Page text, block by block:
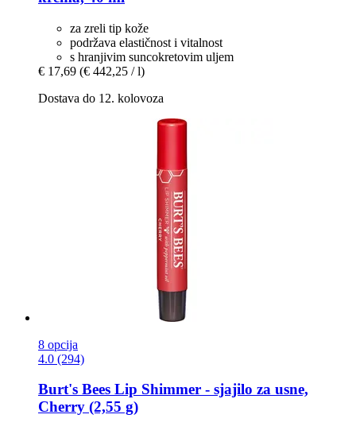
za zreli tip kože
podržava elastičnost i vitalnost
s hranjivim suncokretovim uljem
€ 17,69 (€ 442,25 / l)
Dostava do 12. kolovoza
8 opcija
4.0 (294)
Burt's Bees Lip Shimmer -​ sjajilo za usne,
Cherry (2,55 g)